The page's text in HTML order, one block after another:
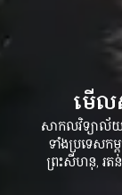
មើល
សាកលវិទ្យាល័
ទាំងប្រទេសកម្
ព្រះសីហនុ, រត